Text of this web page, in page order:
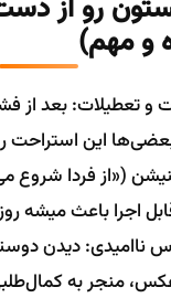
رو از
و مهم)
و تعطیلات: بعد از
بعضی‌ها این استراحت
(«از فردا شروع
اجرا باعث میشه
ناامیدی: دیدن
منجر به